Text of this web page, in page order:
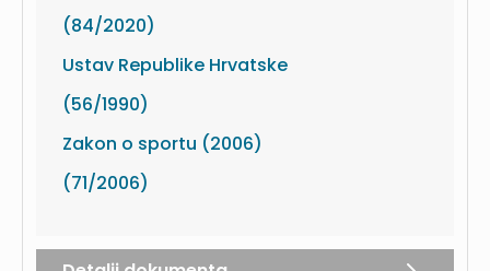
(84/2020)
Ustav Republike Hrvatske
(56/1990)
Zakon o sportu (2006)
(71/2006)